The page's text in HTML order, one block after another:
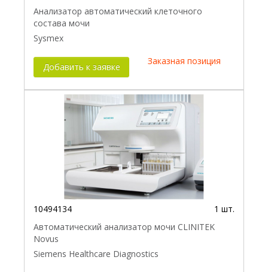
Анализатор автоматический клеточного
состава мочи
Sysmex
Добавить к заявке
Заказная позиция
10494134
1 шт.
Автоматический анализатор мочи CLINITEK
Novus
Siemens Healthcare Diagnostics